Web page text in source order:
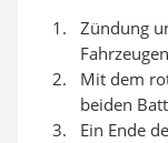
Zündung
Mit dem
beiden
Ein Ende